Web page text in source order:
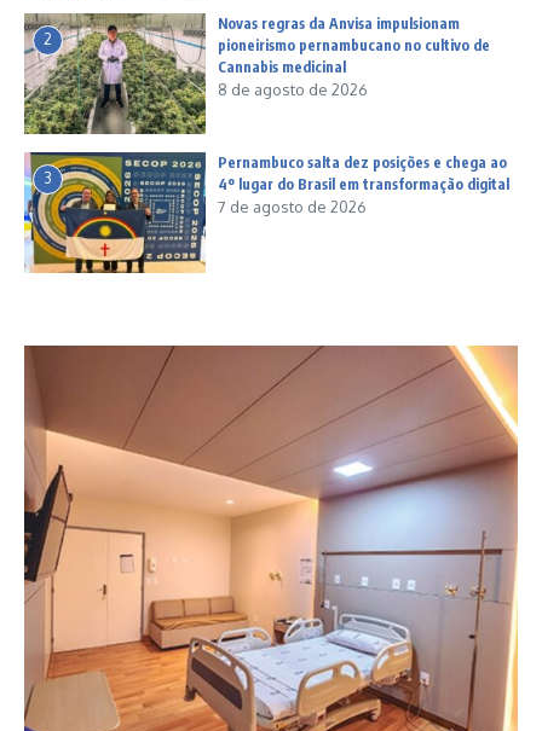
2
Novas regras da Anvisa impulsionam
pioneirismo pernambucano no cultivo de
Cannabis medicinal
8 de agosto de 2026
3
Pernambuco salta dez posições e chega ao
4º lugar do Brasil em transformação digital
7 de agosto de 2026